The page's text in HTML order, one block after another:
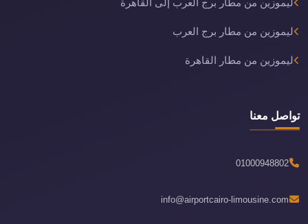
ليموزين من مطار برج العرب إلى القاهرة
ليموزين من مطار برج العرب
ليموزين من مطار القاهرة
تواصل معنا
01000948802
info@airportcairo-limousine.com